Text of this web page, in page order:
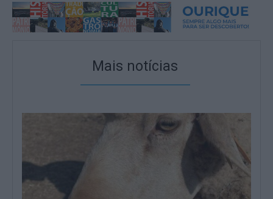
Mais notícias